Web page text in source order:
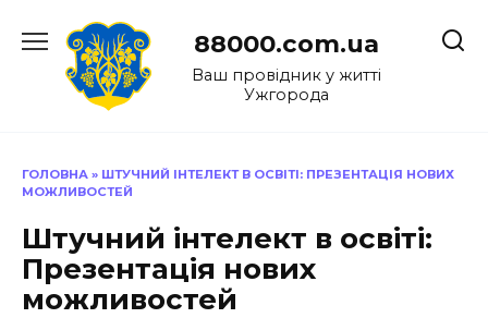
до
88000.com.ua
Ваш провідник у житті
Ужгорода
ГОЛОВНА » ШТУЧНИЙ ІНТЕЛЕКТ В ОСВІТІ: ПРЕЗЕНТАЦІЯ НОВИХ
МОЖЛИВОСТЕЙ
Штучний інтелект в освіті:
Презентація нових
можливостей